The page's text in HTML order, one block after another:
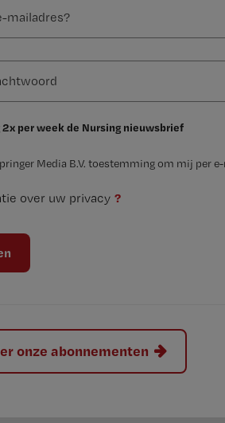
2x per week de Nursing nieuwsbrief
Media B.V. toestemming om mij per
over uw privacy ?
onze abonnementen